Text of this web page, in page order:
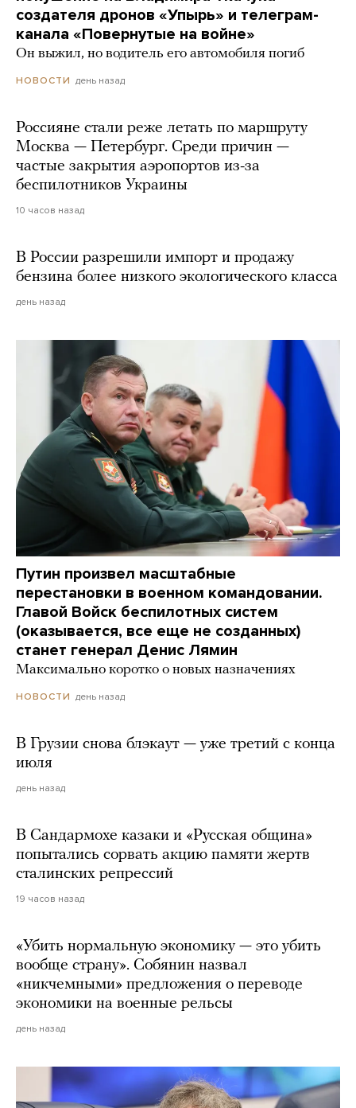
создателя дронов «Упырь» и телеграм-
канала «Повернутые на войне»
Он выжил, но водитель его автомобиля погиб
НОВОСТИ день назад
Россияне стали реже летать по маршруту
Москва — Петербург. Среди причин —
частые закрытия аэропортов из-за
беспилотников Украины
10 часов назад
В России разрешили импорт и продажу
бензина более низкого экологического класса
день назад
Путин произвел масштабные
перестановки в военном командовании.
Главой Войск беспилотных систем
(оказывается, все еще не созданных)
станет генерал Денис Лямин
Максимально коротко о новых назначениях
НОВОСТИ день назад
В Грузии снова блэкаут — уже третий с конца
июля
день назад
В Сандармохе казаки и «Русская община»
попытались сорвать акцию памяти жертв
сталинских репрессий
19 часов назад
«Убить нормальную экономику — это убить
вообще страну». Собянин назвал
«никчемными» предложения о переводе
экономики на военные рельсы
день назад